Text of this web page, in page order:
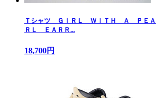
Ｔシャツ ＧＩＲＬ ＷＩＴＨ Ａ ＰＥＡ
ＲＬ ＥＡＲＲ...
18,700円